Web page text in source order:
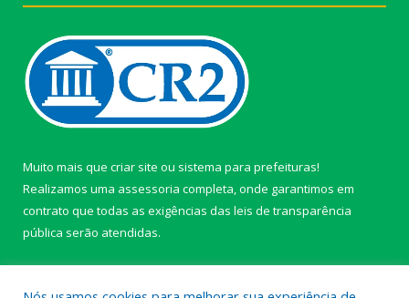
Muito mais que criar site ou sistema para prefeituras!
Realizamos uma assessoria completa, onde garantimos em
contrato que todas as exigências das leis de transparência
pública serão atendidas.